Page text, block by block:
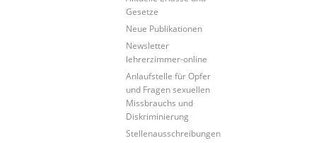
Gesetze
Neue Publikationen
Newsletter
lehrerzimmer-online
Anlaufstelle für Opfer
und Fragen sexuellen
Missbrauchs und
Diskriminierung
Stellenausschreibungen